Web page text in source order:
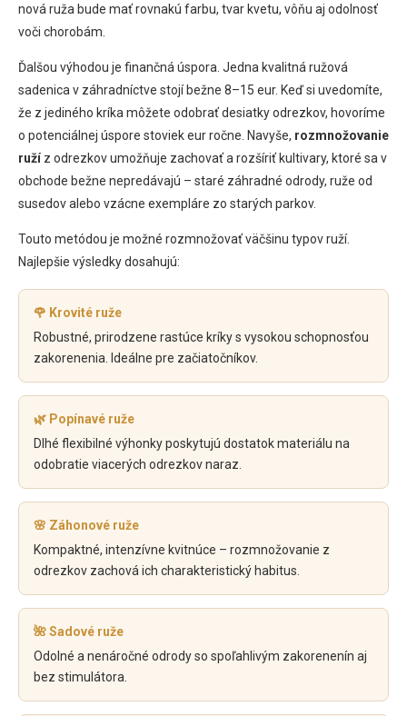
nová ruža bude mať rovnakú farbu, tvar kvetu, vôňu aj odolnosť
voči chorobám.
Ďalšou výhodou je finančná úspora. Jedna kvalitná ružová
sadenica v záhradníctve stojí bežne 8–15 eur. Keď si uvedomíte,
že z jediného kríka môžete odobrať desiatky odrezkov, hovoríme
o potenciálnej úspore stoviek eur ročne. Navyše, rozmnožovanie
ružíz odrezkov umožňuje zachovať a rozšíriť kultivary, ktoré sa v
obchode bežne nepredávajú – staré záhradné odrody, ruže od
susedov alebo vzácne exempláre zo starých parkov.
Touto metódou je možné rozmnožovať väčšinu typov ruží.
Najlepšie výsledky dosahujú:
🌹 Krovité ruže
Robustné, prirodzene rastúce kríky s vysokou schopnosťou
zakorenenia. Ideálne pre začiatočníkov.
🌿 Popínavé ruže
Dlhé flexibilné výhonky poskytujú dostatok materiálu na
odobratie viacerých odrezkov naraz.
🌸 Záhonové ruže
Kompaktné, intenzívne kvitnúce – rozmnožovanie z
odrezkov zachová ich charakteristický habitus.
🌺 Sadové ruže
Odolné a nenáročné odrody so spoľahlivým zakorenenín aj
bez stimulátora.